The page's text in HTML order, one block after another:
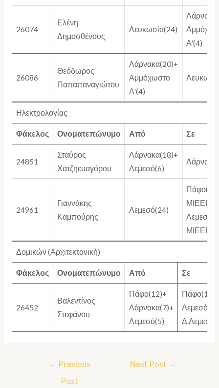
26074
Ελένη
Δημοσθένους
Λευκωσία(24)
Α'(4)
26086
Θεόδωρος
Παπαπαναγιώτου
Λάρνακα(20)+
Αμμόχωστο
Α'(4)
Ηλεκτρολογίας
Φάκελος Ονοματεπώνυμο Από Σε
24851
Σταύρος
Χατζηευαγόρου
Λάρνακα(18)+
Λεμεσό(6)
24961
Γιαννάκης
Καμπούρης
Λεμεσό(24)
Πάφο(15)
ΜΙΕΕΚ+
ΜΙΕΕΚ
Δομικών (Αρχιτεκτονική)
Φάκελος Ονοματεπώνυμο Από Σε
26452
Βαλεντίνος
Στεφάνου
Πάφο(12)+
Λάρνακα(7)+
Λεμεσό(5)
Πάφο(15)+
← Previous
Post
Next Post →